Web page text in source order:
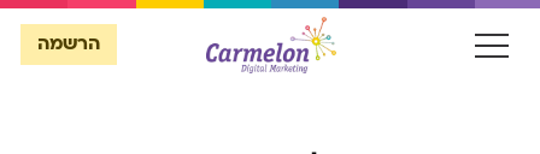
הרשמה